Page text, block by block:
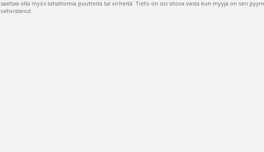
saattaa olla myös tahattomia puutteita tai virheitä. Tieto on siis sitova vasta kun myyjä on sen
vahvistanut.